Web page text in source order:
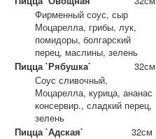
Фирменный соус, сыр
Моцарелла, грибы, лук,
помидоры, болгарский
перец, маслины, зелень
Пицца `Рябушка`
32см
Соус сливочный,
Моцарелла, курица, ананас
консервир., сладкий перец,
зелень
Пицца `Адская`
32см